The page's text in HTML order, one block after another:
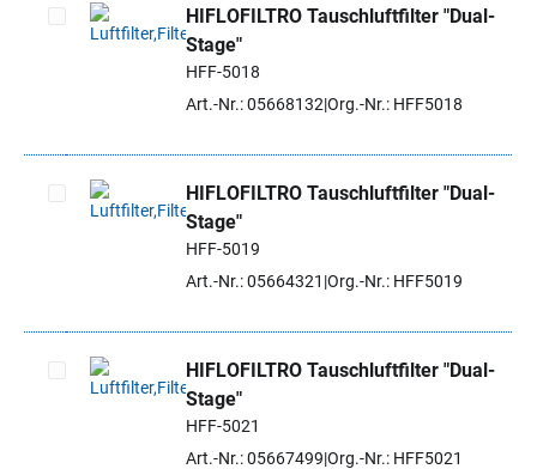
Artikel auswählen
HIFLOFILTRO Tauschluftfilter "Dual-
Stage"
HFF-5018
Art.-Nr.: 05668132 Org.-Nr.: HFF5018
Artikel auswählen
HIFLOFILTRO Tauschluftfilter "Dual-
Stage"
HFF-5019
Art.-Nr.: 05664321 Org.-Nr.: HFF5019
Artikel auswählen
HIFLOFILTRO Tauschluftfilter "Dual-
Stage"
HFF-5021
Art.-Nr.: 05667499 Org.-Nr.: HFF5021